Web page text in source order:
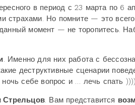
в период с 23 марта по 6
страхами. Но помните — это
момент — не торопитесь.
. Именно для них работа с
деструктивные сценарии
себе вопрос и … лечь спать
Стрельцов. Вам представится